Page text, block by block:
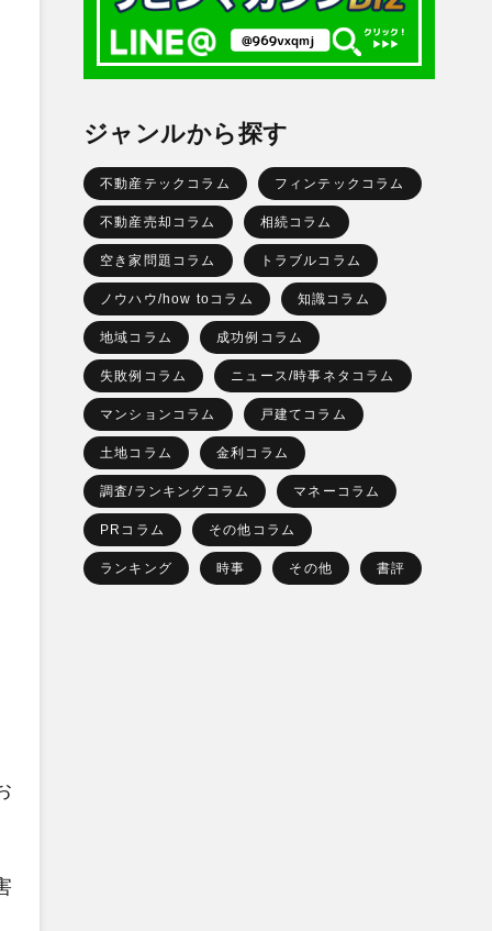
ジャンルから探す
不動産テックコラム フィンテックコラム
不動産売却コラム 相続コラム
空き家問題コラム トラブルコラム
ノウハウ/how toコラム 知識コラム
地域コラム 成功例コラム
失敗例コラム ニュース/時事ネタコラム
マンションコラム 戸建てコラム
土地コラム 金利コラム
調査/ランキングコラム マネーコラム
PRコラム その他コラム
ランキング 時事 その他 書評